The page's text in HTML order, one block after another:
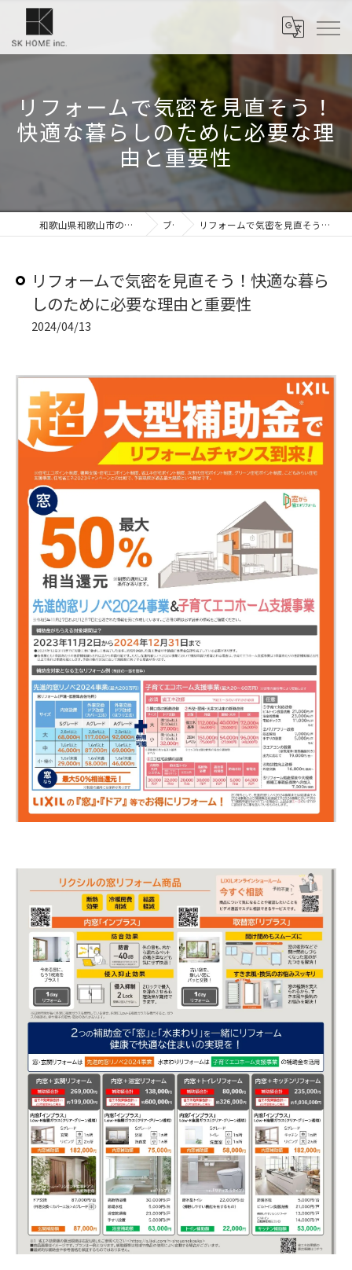
リフォームで気密を見直そう！
快適な暮らしのために必要な理
由と重要性
和歌山県和歌山市のリフォームなら株式会社SKホーム ブログ リフォームで気密を見直そう！快適な暮らしのために必要な理由と重要性
リフォームで気密を見直そう！快適な暮ら
しのために必要な理由と重要性
2024/04/13